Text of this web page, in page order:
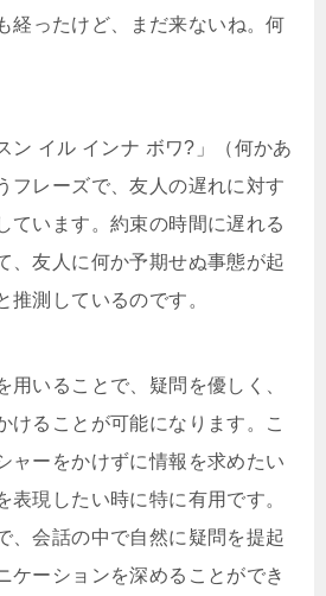
経ったけど、まだ来ないね。何
ン イル インナ ボワ?」（何かあ
フレーズで、友人の遅れに対す
ています。約束の時間に遅れる
、友人に何か予期せぬ事態が起
推測しているのです。
用いることで、疑問を優しく、
けることが可能になります。こ
ャーをかけずに情報を求めたい
表現したい時に特に有用です。
、会話の中で自然に疑問を提起
ケーションを深めることができ